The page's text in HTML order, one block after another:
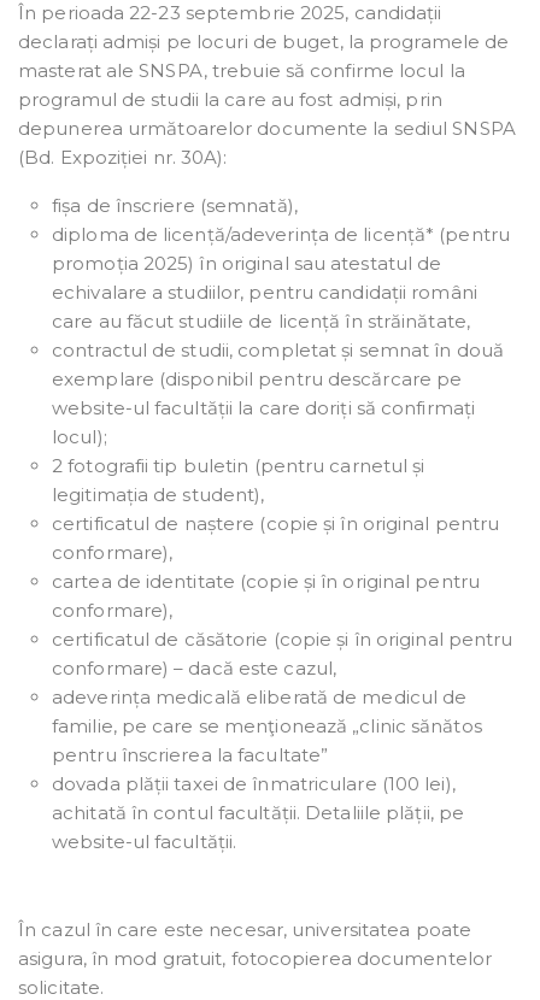
În perioada 22-23 septembrie 2025, candidații
declarați admiși pe locuri de buget, la programele de
masterat ale SNSPA, trebuie să confirme locul la
programul de studii la care au fost admiși, prin
depunerea următoarelor documente la sediul SNSPA
(Bd. Expoziției nr. 30A):
fișa de înscriere (semnată),
diploma de licență/adeverința de licență* (pentru
promoția 2025) în original sau atestatul de
echivalare a studiilor, pentru candidații români
care au făcut studiile de licență în străinătate,
contractul de studii, completat și semnat în două
exemplare (disponibil pentru descărcare pe
website-ul facultății la care doriți să confirmați
locul);
2 fotografii tip buletin (pentru carnetul și
legitimația de student),
certificatul de naștere (copie și în original pentru
conformare),
cartea de identitate (copie și în original pentru
conformare),
certificatul de căsătorie (copie și în original pentru
conformare) – dacă este cazul,
adeverința medicală eliberată de medicul de
familie, pe care se menţionează „clinic sănătos
pentru înscrierea la facultate”
dovada plății taxei de înmatriculare (100 lei),
achitată în contul facultății. Detaliile plății, pe
website-ul facultății.
În cazul în care este necesar, universitatea poate
asigura, în mod gratuit, fotocopierea documentelor
solicitate.